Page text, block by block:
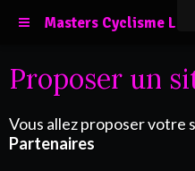
Masters Cyclisme
Proposer un
Vous allez proposer votre
Partenaires